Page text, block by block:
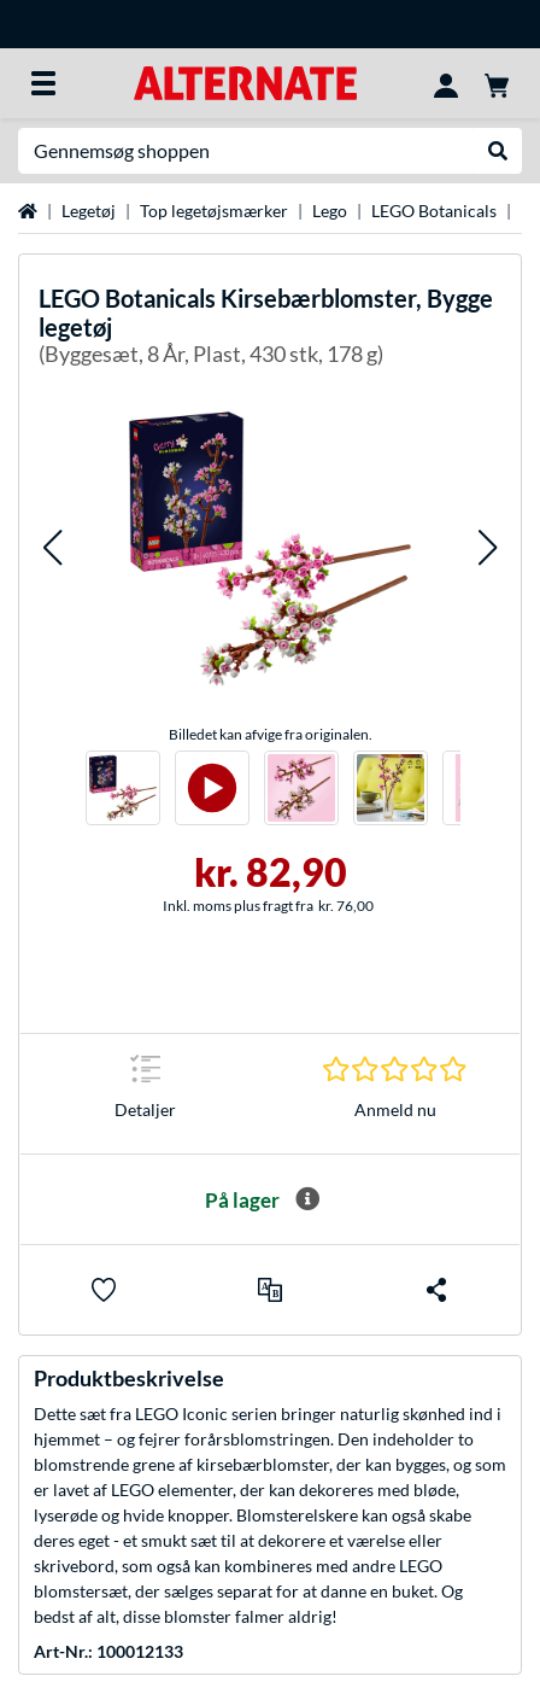
StartsideLegetøj Top legetøjsmærker Lego LEGO Botanicals
LEGO Botanicals Kirsebærblomster, Bygge
legetøj
(Byggesæt, 8 År, Plast, 430 stk, 178 g)
Billedet kan afvige fra originalen.
kr. 82,90
Inkl. moms plus fragt fra kr. 76,00
Detaljer Anmeld nu
På lager
Produktbeskrivelse
Dette sæt fra LEGO Iconic serien bringer naturlig skønhed ind i
hjemmet – og fejrer forårsblomstringen. Den indeholder to
blomstrende grene af kirsebærblomster, der kan bygges, og som
er lavet af LEGO elementer, der kan dekoreres med bløde,
lyserøde og hvide knopper. Blomsterelskere kan også skabe
deres eget - et smukt sæt til at dekorere et værelse eller
skrivebord, som også kan kombineres med andre LEGO
blomstersæt, der sælges separat for at danne en buket. Og
bedst af alt, disse blomster falmer aldrig!
Art-Nr.: 100012133